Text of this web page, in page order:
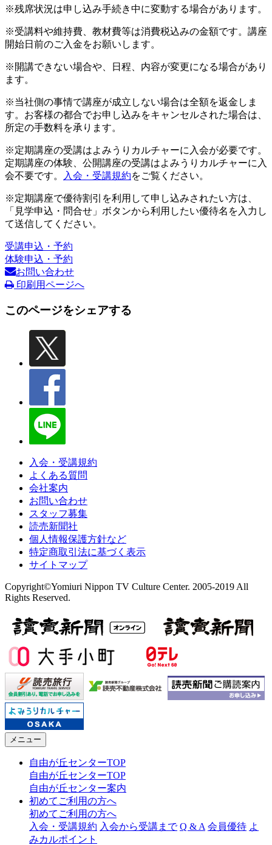
※残席状況は申し込み手続き中に変動する場合があります。
※受講料や維持費、教材費等は消費税込みの金額です。講座
開始日前のご入金をお願いします。
※開講できない場合や、日程、内容が変更になる場合があり
ます。
※当社側の事情で講座が成立しない場合は全額を返金しま
す。お客様の都合でお申し込みをキャンセルされた場合は、
所定の手数料を承ります。
※定期講座の受講はよみうりカルチャーに入会が必要です。
定期講座の体験、公開講座の受講はよみうりカルチャーに入
会不要です。
入会・受講規約をご覧ください。
※定期講座で優待割引を利用して申し込みされたい方は、
「見学申込・問合せ」ボタンから利用したい優待名を入力し
て送信してください。
受講申込・予約
体験申込・予約
お問い合わせ
印刷用ページへ
このページをシェアする
入会・受講規約
よくある質問
会社案内
お問い合わせ
スタッフ募集
読売新聞社
個人情報保護方針など
特定商取引法に基づく表示
サイトマップ
Copyright©Yomiuri Nippon TV Culture Center. 2005-2019 All
Rights Reserved.
メニュー
自由が丘センターTOP
自由が丘センターTOP
自由が丘センター案内
初めてご利用の方へ
初めてご利用の方へ
入会・受講規約 入会から受講まで Q & A 会員優待 よ
みカルポイント